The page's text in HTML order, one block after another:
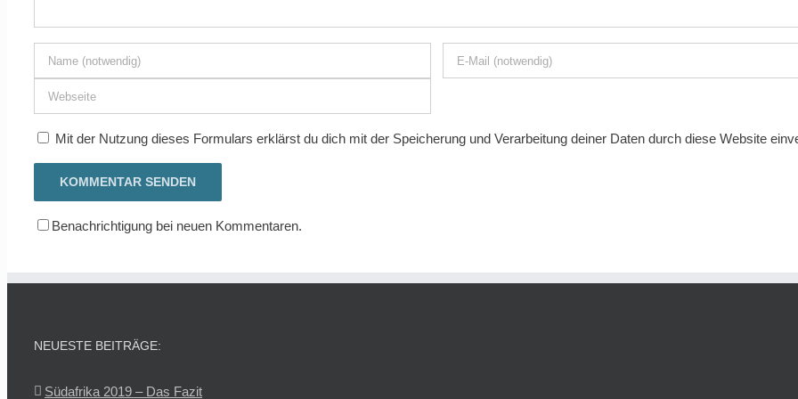
Mit der Nutzung dieses Formulars erklärst du dich mit der Speicherung und Verarbeitung deiner Daten durch diese Website
Benachrichtigung bei neuen Kommentaren.
NEUESTE BEITRÄGE:
Südafrika 2019 – Das Fazit